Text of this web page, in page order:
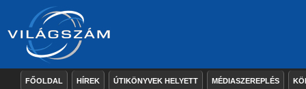
FŐOLDAL HÍREK ÚTIKÖNYVEK HELYETT MÉDIASZEREPLÉS